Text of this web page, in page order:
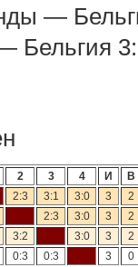
—
— Бельгия
2 3 4 И
В
2:3 3:1 3:0 3
2
2:3 3:0 3
2
3:2 3:0 3
2
0:3 0:3 3 0